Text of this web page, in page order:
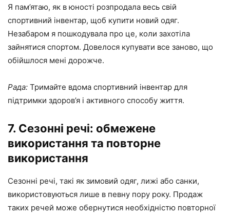
Я пам’ятаю, як в юності розпродала весь свій
спортивний інвентар, щоб купити новий одяг.
Незабаром я пошкодувала про це, коли захотіла
зайнятися спортом. Довелося купувати все заново, що
обійшлося мені дорожче.
Рада: Тримайте вдома спортивний інвентар для
підтримки здоров’я і активного способу життя.
7. Сезонні речі: обмежене
використання та повторне
використання
Сезонні речі, такі як зимовий одяг, лижі або санки,
використовуються лише в певну пору року. Продаж
таких речей може обернутися необхідністю повторної